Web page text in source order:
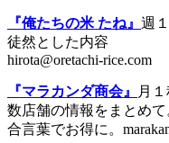
『俺たちの米 たね』 週
徒然とした内容
hirota@oretachi-rice.com
『マラカンダ商会』
月
数店舗の情報をまとめて
合言葉でお得に。